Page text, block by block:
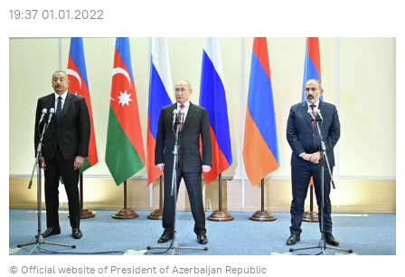
19:37 01.01.2022
© Official website of President of Azerbaijan Republic